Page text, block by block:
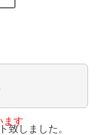
ます
致しました。